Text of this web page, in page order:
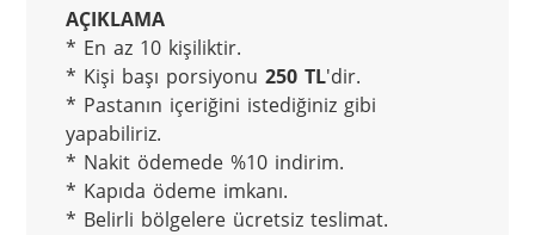
AÇIKLAMA
* En az 10 kişiliktir.
* Kişi başı porsiyonu 250 TL'dir.
* Pastanın içeriğini istediğiniz gibi
yapabiliriz.
* Nakit ödemede %10 indirim.
* Kapıda ödeme imkanı.
* Belirli bölgelere ücretsiz teslimat.